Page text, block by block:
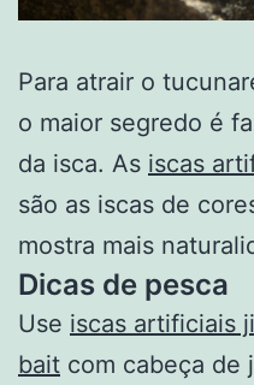
Para atrair o
o maior segredo é
da isca. As iscas
são as iscas de
mostra mais
Dicas de pesca
Use iscas artificiais
bait com cabeça de